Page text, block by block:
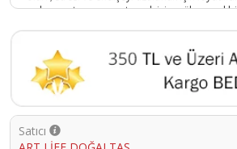
ve konsantrasyonu artırmak için mükemmel
enerjisinden faydalanmak ve şıklığınızı
hemen sipariş edin!
Ürün Kodu :10045-TYBALX8RHKW8C3JY58
Satıcı